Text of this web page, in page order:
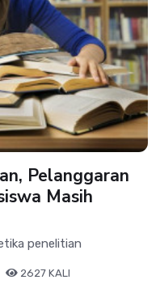
Pelanggaran
Masih
penelitian
2627 KALI